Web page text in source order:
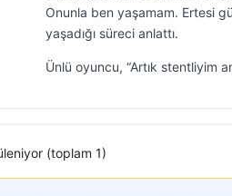
Onunla ben yaşamam. Ertesi
yaşadığı süreci anlattı.
Ünlü oyuncu, “Artık stentliyim
(toplam 1)